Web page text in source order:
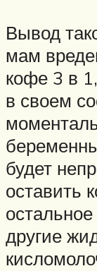
Вывод
мам
кофе 3 в
в своем
будет
оставить
другие